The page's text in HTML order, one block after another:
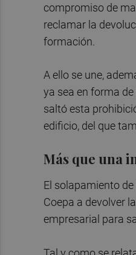
compromiso de
reclamar la
formación.
A ello se une,
ya sea en forma
saltó esta
edificio, del que
Más que una
El solapamiento
Coepa a devolver
empresarial para